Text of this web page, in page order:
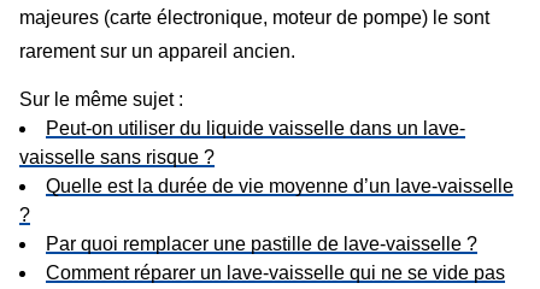
majeures (carte électronique, moteur de pompe) le sont
rarement sur un appareil ancien.
Sur le même sujet :
Peut-on utiliser du liquide vaisselle dans un lave-
vaisselle sans risque ?
Quelle est la durée de vie moyenne d’un lave-vaisselle
?
Par quoi remplacer une pastille de lave-vaisselle ?
Comment réparer un lave-vaisselle qui ne se vide pas